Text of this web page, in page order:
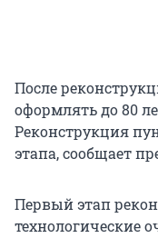
После
оформлять до 80
Реконструкция
этапа, сообщает
Первый этап
технологические